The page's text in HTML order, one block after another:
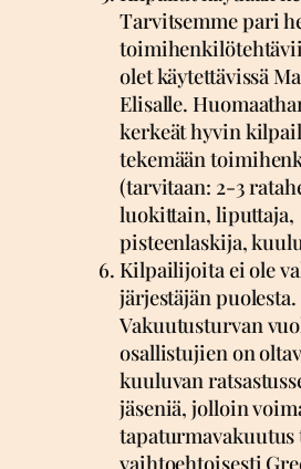
Tarvitsemme pari
olet käytettävissä
Elisalle.
kerkeät hyvin
tekemään
(tarvitaan: 2-3
luokittain, liputtaja,
pisteenlaskija,
Kilpailijoita ei ole
järjestäjän puolesta.
Vakuutusturvan
osallistujien on
kuuluvan
jäseniä, jolloin
tapaturmavakuutus
vaihtoehtoisesti